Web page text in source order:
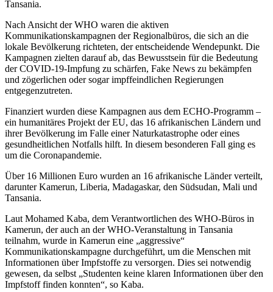
Tansania.
Nach Ansicht der WHO waren die aktiven
Kommunikationskampagnen der Regionalbüros, die sich an die
lokale Bevölkerung richteten, der entscheidende Wendepunkt. Die
Kampagnen zielten darauf ab, das Bewusstsein für die Bedeutung
der COVID-19-Impfung zu schärfen, Fake News zu bekämpfen
und zögerlichen oder sogar impffeindlichen Regierungen
entgegenzutreten.
Finanziert wurden diese Kampagnen aus dem ECHO-Programm –
ein humanitäres Projekt der EU, das 16 afrikanischen Ländern und
ihrer Bevölkerung im Falle einer Naturkatastrophe oder eines
gesundheitlichen Notfalls hilft. In diesem besonderen Fall ging es
um die Coronapandemie.
Über 16 Millionen Euro wurden an 16 afrikanische Länder verteilt,
darunter Kamerun, Liberia, Madagaskar, den Südsudan, Mali und
Tansania.
Laut Mohamed Kaba, dem Verantwortlichen des WHO-Büros in
Kamerun, der auch an der WHO-Veranstaltung in Tansania
teilnahm, wurde in Kamerun eine „aggressive“
Kommunikationskampagne durchgeführt, um die Menschen mit
Informationen über Impfstoffe zu versorgen. Dies sei notwendig
gewesen, da selbst „Studenten keine klaren Informationen über den
Impfstoff finden konnten“, so Kaba.